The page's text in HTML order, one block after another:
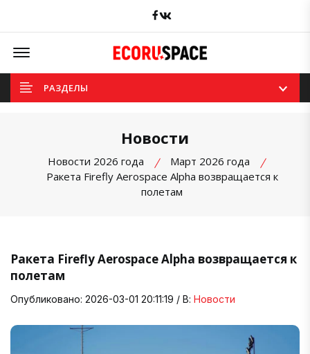
Facebook
Offcanvas Menu Open
РАЗДЕЛЫ
Новости
Новости 2026 года
Март 2026 года
Ракета Firefly Aerospace Alpha возвращается к
полетам
Ракета Firefly Aerospace Alpha возвращается к
полетам
Опубликовано: 2026-03-01 20:11:19 / В: Новости